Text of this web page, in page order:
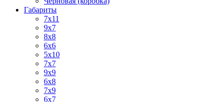
Габариты
7х11
9х7
8x8
6x6
5х10
7x7
9x9
6x8
7x9
6x7